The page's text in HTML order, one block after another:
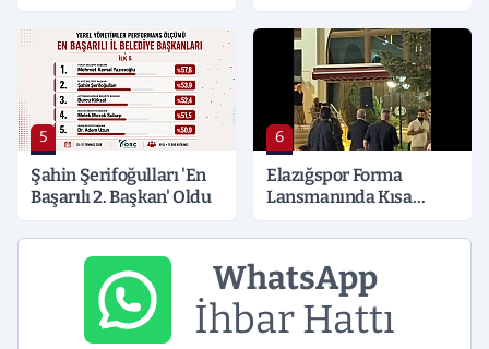
5
Şahin Şerifoğulları 'En
Başarılı 2. Başkan' Oldu
6
Elazığspor Forma
Lansmanında Kısa
WhatsApp
İhbar Hattı